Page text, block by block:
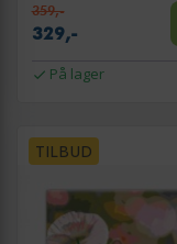
359,-
329,-
På lager
TILBUD